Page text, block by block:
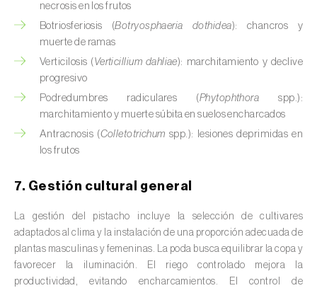
Caqui (Diospyros spp.)
Carpe europeo (
Castaño (Castanea sativa)
Cebada (
Centeno (Secale cereale)
Cerezo ( Prunus avium L. )
necrosis en los frutos
Botriosferiosis (Botryosphaeria dothidea): chancros y
muerte de ramas
Verticilosis ( Verticillium dahliae): marchitamiento y declive
progresivo
Podredumbres radiculares (Phytophthora spp.):
marchitamiento y muerte súbita en suelos encharcados
Antracnosis (Colletotrichum spp.): lesiones deprimidas en
los frutos
7. Gestión cultural general
La gestión del pistacho incluye la selección de cultivares
adaptados al clima y la instalación de una proporción adecuada de
plantas masculinas y femeninas. La poda busca equilibrar la copa y
favorecer la iluminación. El riego controlado mejora la
productividad, evitando encharcamientos. El control de